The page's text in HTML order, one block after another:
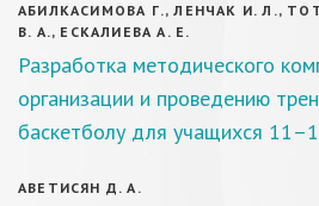
АБИЛКАСИМОВА Г., ЛЕНЧАК И. Л.,
В. А., ЕСКАЛИЕВА А. Е.
Разработка методического
организации и проведению
баскетболу для учащихся
АВЕТИСЯН Д. А.